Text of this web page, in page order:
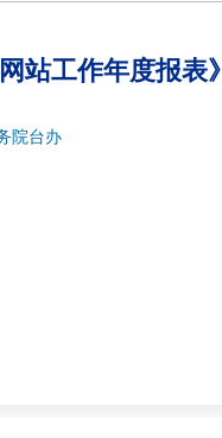
站工作年度报表》
院台办